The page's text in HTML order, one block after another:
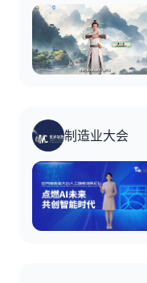
制造业大会